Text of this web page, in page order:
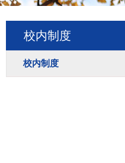
校内制度
校内制度